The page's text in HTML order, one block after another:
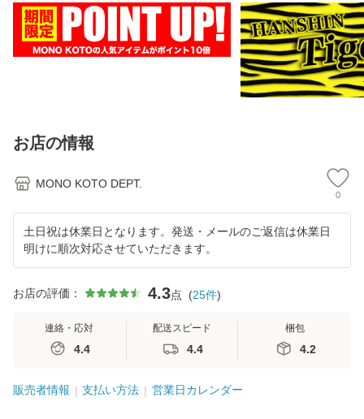
持ち運び 高さ調節
可能
みカラー 綿100％
コッ
N95 N95 同等 不織
布カラー
体
ニ
お店の情報
MONO KOTO DEPT.
0
土日祝は休業日となります。発送・メールのご返信は休業日
明けに順次対応させていただきます。
お店の評価： 4.3点 (25件)
連絡・応対
4.4
配送スピード
4.4
梱包
4.2
販売者情報 支払い方法 営業日カレンダー